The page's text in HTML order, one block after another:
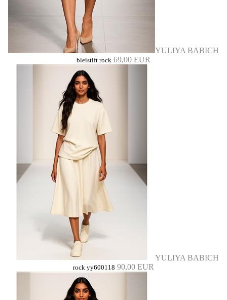
YULIYA BABICH
bleistift rock 69,00 EUR
YULIYA BABICH
rock yy600118 90,00 EUR